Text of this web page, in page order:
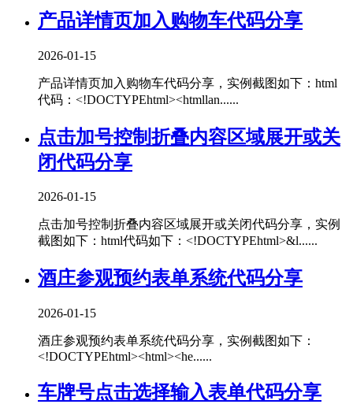
产品详情页加入购物车代码分享
2026-01-15
产品详情页加入购物车代码分享，实例截图如下：html
代码：<!DOCTYPEhtml><htmllan......
点击加号控制折叠内容区域展开或关
闭代码分享
2026-01-15
点击加号控制折叠内容区域展开或关闭代码分享，实例
截图如下：html代码如下：<!DOCTYPEhtml>&l......
酒庄参观预约表单系统代码分享
2026-01-15
酒庄参观预约表单系统代码分享，实例截图如下：
<!DOCTYPEhtml><html><he......
车牌号点击选择输入表单代码分享